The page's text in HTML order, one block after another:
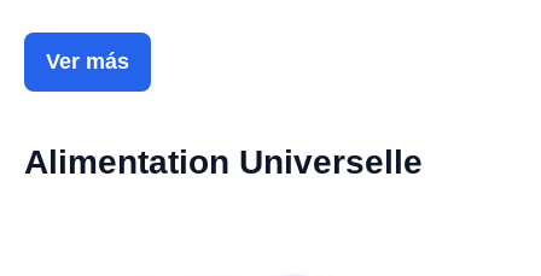
Ver más
Alimentation Universelle